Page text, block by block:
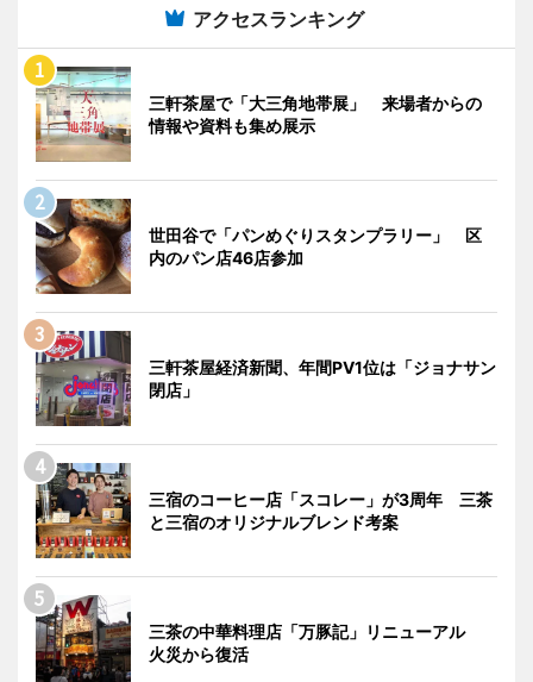
アクセスランキング
三軒茶屋で「大三角地帯展」 来場者からの
情報や資料も集め展示
世田谷で「パンめぐりスタンプラリー」 区
内のパン店46店参加
三軒茶屋経済新聞、年間PV1位は「ジョナサン
閉店」
三宿のコーヒー店「スコレー」が3周年 三茶
と三宿のオリジナルブレンド考案
三茶の中華料理店「万豚記」リニューアル
火災から復活